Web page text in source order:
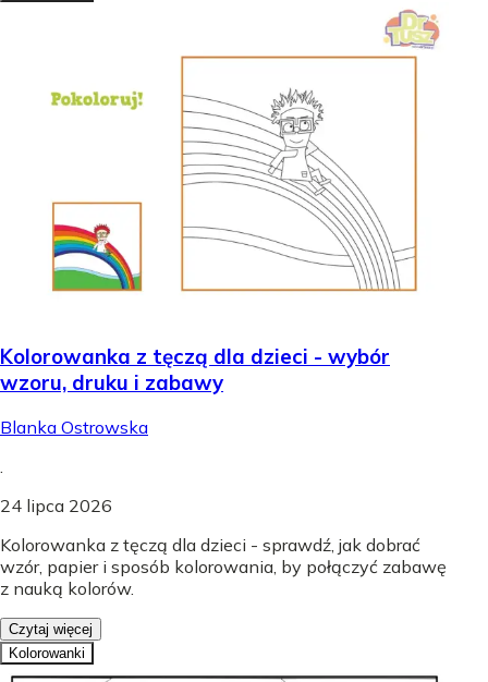
Kolorowanka z tęczą dla dzieci - wybór
wzoru, druku i zabawy
Blanka Ostrowska
24 lipca 2026
Kolorowanka z tęczą dla dzieci - sprawdź, jak dobrać
wzór, papier i sposób kolorowania, by połączyć zabawę
z nauką kolorów.
Czytaj więcej
Kolorowanki